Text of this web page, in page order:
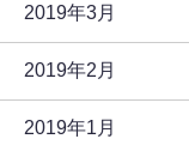
2019年3月
2019年2月
2019年1月